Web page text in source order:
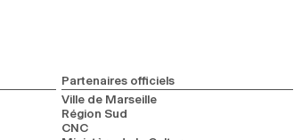
Partenaires officiels
Ville de Marseille
Région Sud
CNC